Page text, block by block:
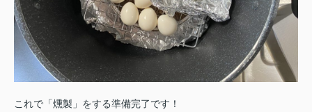
これで「燻製」をする準備完了です！